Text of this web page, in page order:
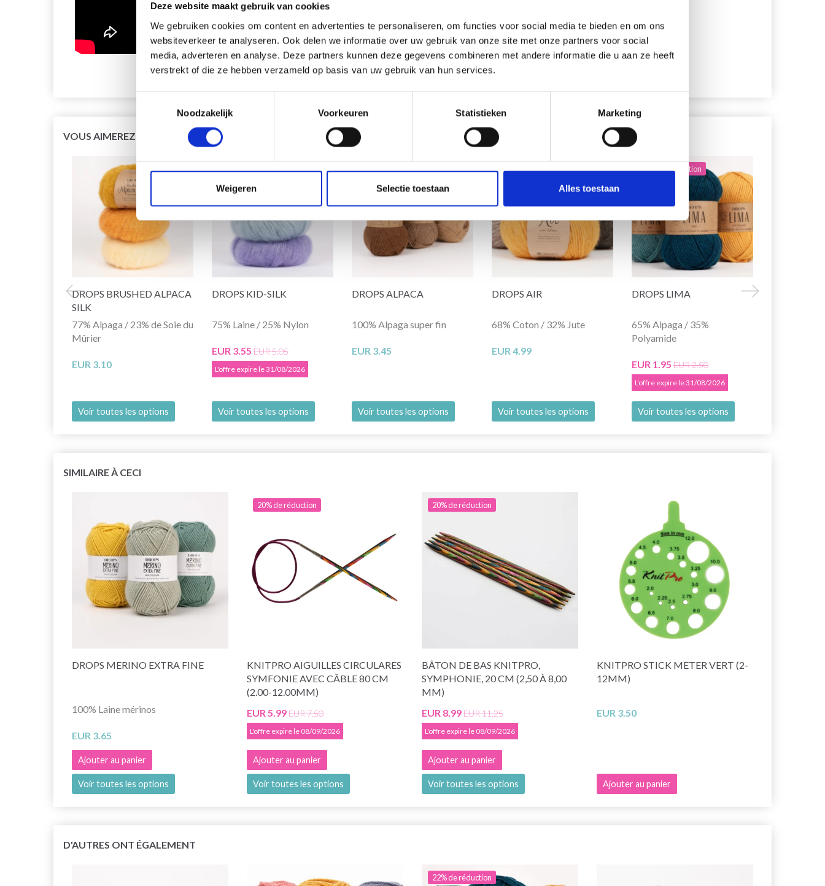
Deze website maakt gebruik van cookies
We gebruiken cookies om content en advertenties te personaliseren, om functies voor social media te bieden en om ons
websiteverkeer te analyseren. Ook delen we informatie over uw gebruik van onze site met onze partners voor social
media, adverteren en analyse. Deze partners kunnen deze gegevens combineren met andere informatie die u aan ze heeft
verstrekt of die ze hebben verzameld op basis van uw gebruik van hun services.
Noodzakelijk
Voorkeuren Statistieken Marketing
Weigeren Selectie toestaan Alles toestaan
VOUS AIMEREZ SÛREMENT
DROPS BRUSHED ALPACA
SILK
77% Alpaga / 23% de Soie du
Mûrier
EUR 3.10
Voir toutes les options
29% de réduction
DROPS KID-SILK
75% Laine / 25% Nylon
EUR 3.55 EUR 5.05
L'offre expire le 31/08/2026
Voir toutes les options
DROPS ALPACA
100% Alpaga super fin
EUR 3.45
Voir toutes les options
DROPS AIR
68% Coton / 32% Jute
EUR 4.99
Voir toutes les options
22% de réduction
DROPS LIMA
65% Alpaga / 35%
Polyamide
EUR 1.95 EUR 2.50
L'offre expire le 31/08/2026
Voir toutes les options
SIMILAIRE À CECI
DROPS MERINO EXTRA FINE
100% Laine mérinos
EUR 3.65
Ajouter au panier
Voir toutes les options
20% de réduction
KNITPRO AIGUILLES CIRCULARES
SYMFONIE AVEC CÂBLE 80 CM
(2.00-12.00MM)
EUR 5.99EUR 7.50
L'offre expire le 08/09/2026
Ajouter au panier
Voir toutes les options
20% de réduction
BÂTON DE BAS KNITPRO,
SYMPHONIE, 20 CM (2,50 À 8,00
MM)
EUR 8.99EUR 11.25
L'offre expire le 08/09/2026
Ajouter au panier
Voir toutes les options
KNITPRO STICK METER VERT (2-
12MM)
EUR 3.50
Ajouter au panier
D'AUTRES ONT ÉGALEMENT
22% de réduction
offres limitées en vous inscrivant à notre
newsletter gratuite !
Oui, inscrivez-moi !
Wil je liever nieuws ontvangen over onze
Ja, graag!